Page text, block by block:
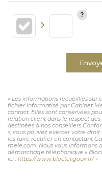
« Les informations recueillies sur
fichier informatisé par Cabinet
contact. Elles sont conservées
relation client dans le respect
destinées à nos conseillers
», vous pouvez exercer votre
les faire rectifier en contactant
mele.com. Nous vous informons
démarchage téléphonique «
ici : https://www.bloctel.gouv.fr/»